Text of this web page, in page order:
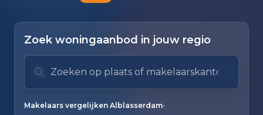
Zoek woningaanbod in jouw regio
Zoek op plaats of makelaarskantoor
Typ om te zoeken. Gebruik pijl omlaag en pijl
Makelaars vergelijken Alblasserdam•